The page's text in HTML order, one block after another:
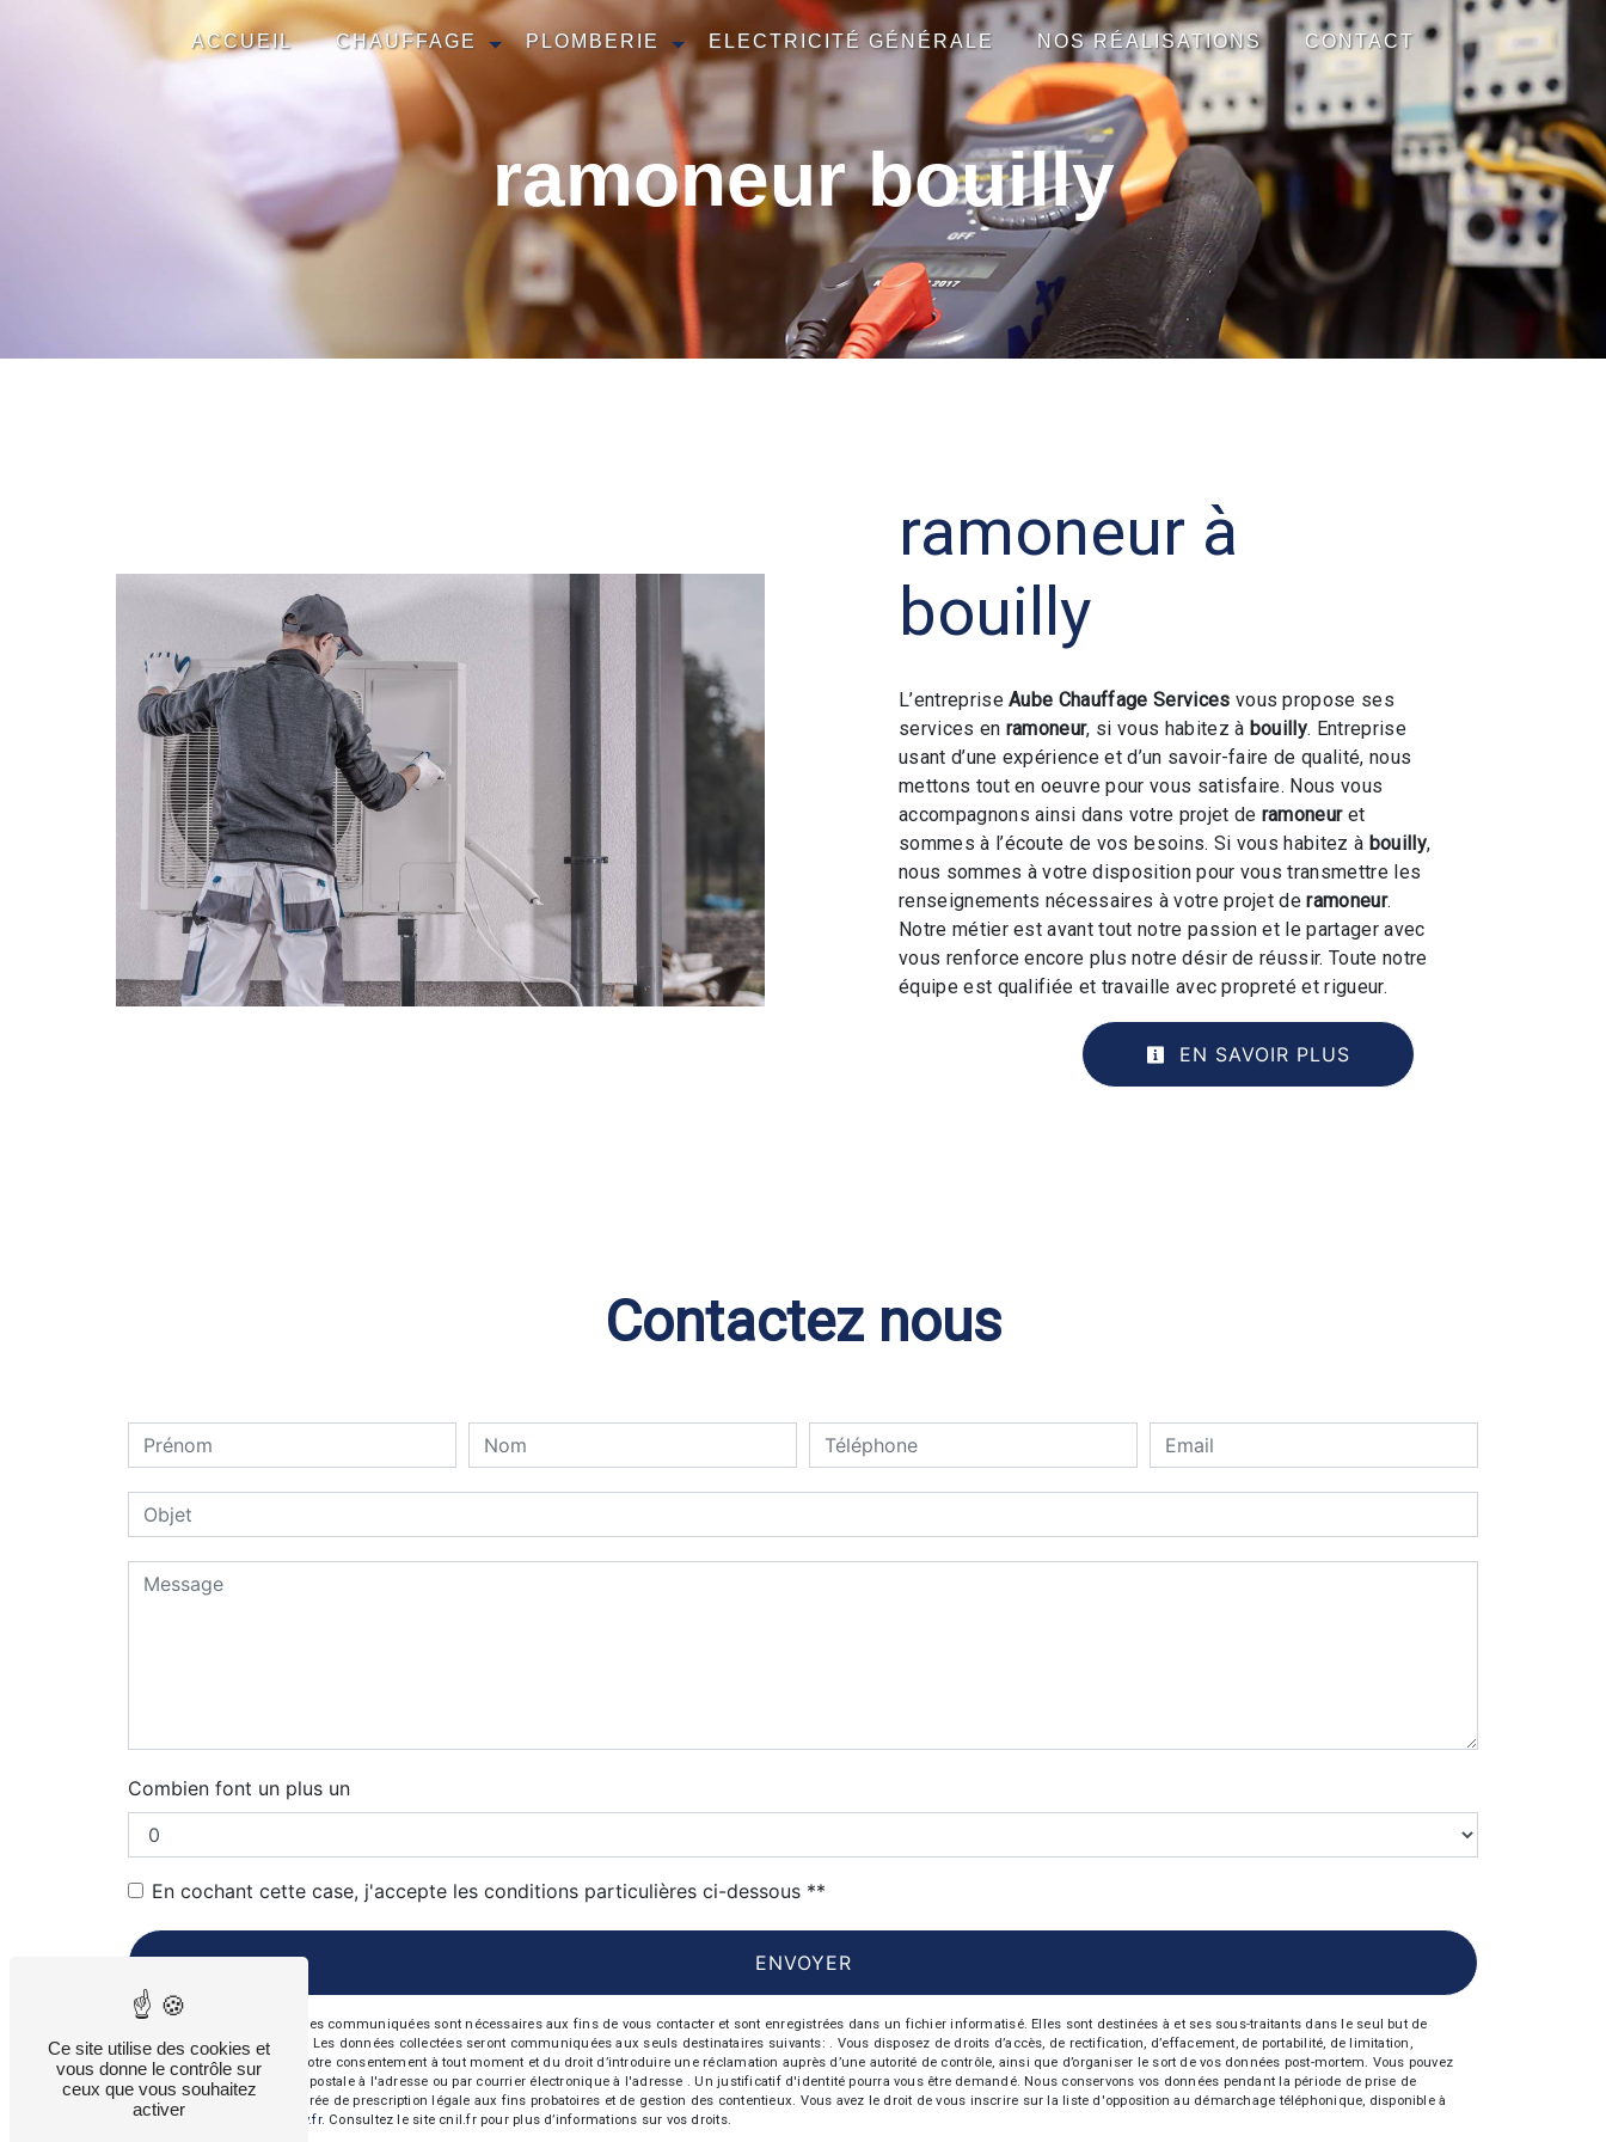
ACCUEIL CHAUFFAGE PLOMBERIE ELECTRICITÉ GÉNÉRALE NOS RÉALISATIONS CONTACT
ramoneur bouilly
ramoneur à
bouilly
L’entrepriseAube Chauffage Services vous propose ses
services en ramoneur, si vous habitez à bouilly. Entreprise
usant d’une expérience et d’un savoir-faire de qualité, nous
mettons tout en oeuvre pour vous satisfaire. Nous vous
accompagnons ainsi dans votre projet de ramoneuret
sommes à l’écoute de vos besoins. Si vous habitez à bouilly,
nous sommes à votre disposition pour vous transmettre les
renseignements nécessaires à votre projet deramoneur.
Notre métier est avant tout notre passion et le partager avec
vous renforce encore plus notre désir de réussir. Toute notre
équipe est qualifiée et travaille avec propreté et rigueur.
EN SAVOIR PLUS
Contactez nous
Combien font un plus un
En cochant cette case, j'accepte les conditions particulières ci-dessous **
ENVOYER
** Les données personnelles communiquées sont nécessaires aux fins de vous contacter et sont enregistrées dans un fichier informatisé. Elles sont destinées à et ses sous-traitants dans le seul but de
répondre à votre message. Les données collectées seront communiquées aux seuls destinataires suivants: . Vous disposez de droits d’accès, de rectification, d’effacement, de portabilité, de limitation,
d’opposition, de retrait de votre consentement à tout moment et du droit d’introduire une réclamation auprès d’une autorité de contrôle, ainsi que d’organiser le sort de vos données post-mortem. Vous pouvez
exercer ces droits par voie postale à l'adresse ou par courrier électronique à l'adresse . Un justificatif d'identité pourra vous être demandé. Nous conservons vos données pendant la période de prise de
contact puis pendant la durée de prescription légale aux fins probatoires et de gestion des contentieux. Vous avez le droit de vous inscrire sur la liste d'opposition au démarchage téléphonique, disponible à
cette adresse:
Bloctel.gouv.fr. Consultez le site cnil.fr pour plus d’informations sur vos droits.
Panneau de gestion des cookies
Ce site utilise des cookies et
vous donne le contrôle sur
ceux que vous souhaitez
activer